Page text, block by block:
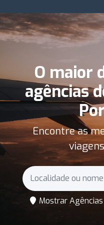
O maior
agências
Encontre as
Mostrar